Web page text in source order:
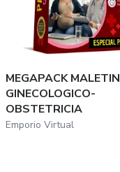
MEGAPACK MALETIN
GINECOLOGICO-
OBSTETRICIA
Emporio Virtual